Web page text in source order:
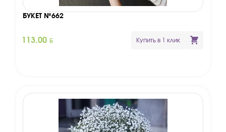
БУКЕТ №662
113.00 BYN Купить в 1 клик